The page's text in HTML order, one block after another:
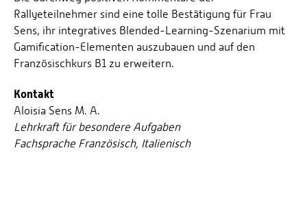
Rallyeteilnehmer sind eine tolle Bestätigung für Frau
Sens, ihr integratives Blended-Learning-Szenarium mit
Gamification-Elementen auszubauen und auf den
Französischkurs B1 zu erweitern.
Kontakt
Aloisia Sens M. A.
Lehrkraft für besondere Aufgaben
Fachsprache Französisch, Italienisch